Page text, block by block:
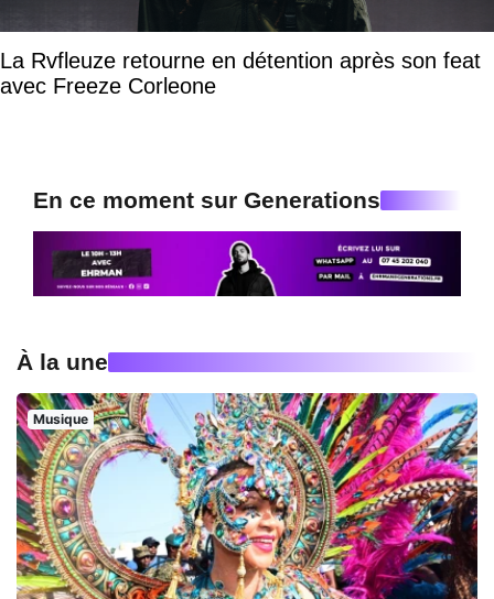
La Rvfleuze retourne en détention après son feat
avec Freeze Corleone
En ce moment sur Generations
À la une
Musique